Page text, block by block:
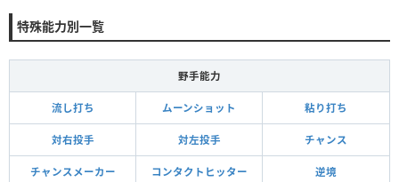
特殊能力別一覧
野手能力
流し打ち ムーンショット 粘り打ち
対右投手 対左投手 チャンス
チャンスメーカー コンタクトヒッター 逆境